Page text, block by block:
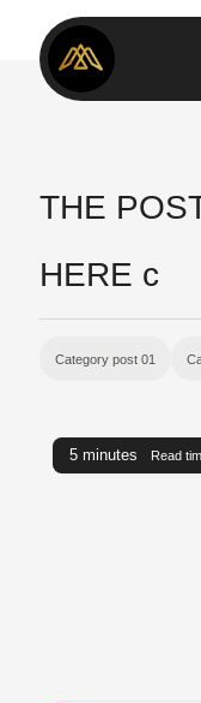
THE
HERE c
Category post 01
5 minutes Read